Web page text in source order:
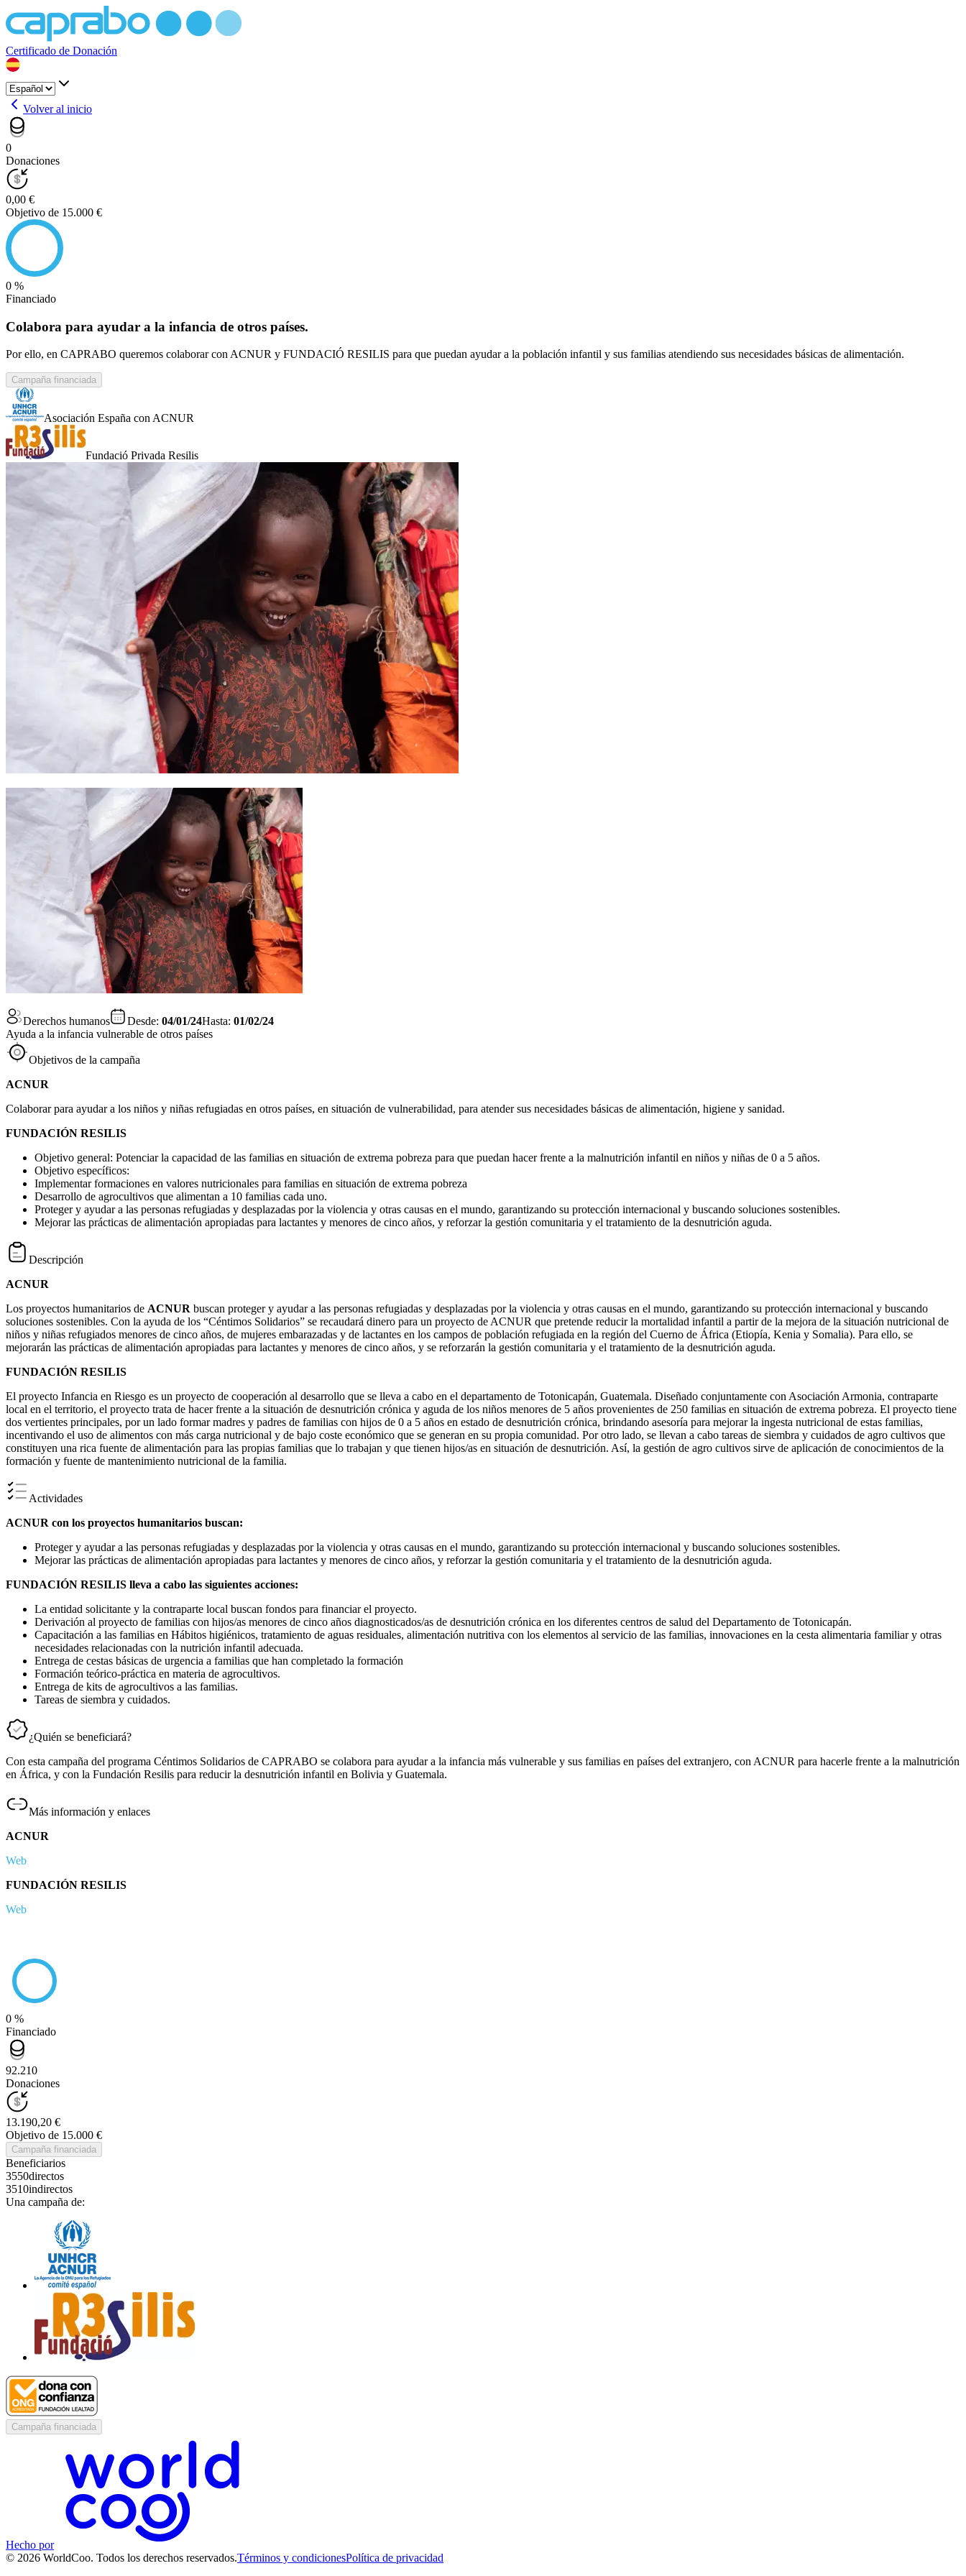
Certificado de Donación
Volver al inicio
0
Donaciones
0,00 €
Objetivo de 15.000 €
0 %
Financiado
Colabora para ayudar a la infancia de otros países.
Por ello, en CAPRABO queremos colaborar con ACNUR y FUNDACIÓ RESILIS para que puedan ayudar a la población infantil y sus familias atendiendo sus necesidades básicas de alimentación.
Campaña financiada
Asociación España con ACNUR
Fundació Privada Resilis
Derechos humanos Desde: 04/01/24Hasta: 01/02/24
Ayuda a la infancia vulnerable de otros países
Objetivos de la campaña
ACNUR
Colaborar para ayudar a los niños y niñas refugiadas en otros países, en situación de vulnerabilidad, para atender sus necesidades básicas de alimentación, higiene y sanidad.
FUNDACIÓN RESILIS
Objetivo general: Potenciar la capacidad de las familias en situación de extrema pobreza para que puedan hacer frente a la malnutrición infantil en niños y niñas de 0 a 5 años.
Objetivo específicos:
Implementar formaciones en valores nutricionales para familias en situación de extrema pobreza
Desarrollo de agrocultivos que alimentan a 10 familias cada uno.
Proteger y ayudar a las personas refugiadas y desplazadas por la violencia y otras causas en el mundo, garantizando su protección internacional y buscando soluciones sostenibles.
Mejorar las prácticas de alimentación apropiadas para lactantes y menores de cinco años, y reforzar la gestión comunitaria y el tratamiento de la desnutrición aguda.
Descripción
ACNUR
Los proyectos humanitarios de ACNUR buscan proteger y ayudar a las personas refugiadas y desplazadas por la violencia y otras causas en el mundo, garantizando su protección internacional y buscando
soluciones sostenibles. Con la ayuda de los “Céntimos Solidarios” se recaudará dinero para un proyecto de ACNUR que pretende reducir la mortalidad infantil a partir de la mejora de la situación nutricional de
niños y niñas refugiados menores de cinco años, de mujeres embarazadas y de lactantes en los campos de población refugiada en la región del Cuerno de África (Etiopía, Kenia y Somalia). Para ello, se
mejorarán las prácticas de alimentación apropiadas para lactantes y menores de cinco años, y se reforzarán la gestión comunitaria y el tratamiento de la desnutrición aguda.
FUNDACIÓN RESILIS
El proyecto Infancia en Riesgo es un proyecto de cooperación al desarrollo que se lleva a cabo en el departamento de Totonicapán, Guatemala. Diseñado conjuntamente con Asociación Armonia, contraparte
local en el territorio, el proyecto trata de hacer frente a la situación de desnutrición crónica y aguda de los niños menores de 5 años provenientes de 250 familias en situación de extrema pobreza. El proyecto tiene
dos vertientes principales, por un lado formar madres y padres de familias con hijos de 0 a 5 años en estado de desnutrición crónica, brindando asesoría para mejorar la ingesta nutricional de estas familias,
incentivando el uso de alimentos con más carga nutricional y de bajo coste económico que se generan en su propia comunidad. Por otro lado, se llevan a cabo tareas de siembra y cuidados de agro cultivos que
constituyen una rica fuente de alimentación para las propias familias que lo trabajan y que tienen hijos/as en situación de desnutrición. Así, la gestión de agro cultivos sirve de aplicación de conocimientos de la
formación y fuente de mantenimiento nutricional de la familia.
Actividades
ACNUR con los proyectos humanitarios buscan:
Proteger y ayudar a las personas refugiadas y desplazadas por la violencia y otras causas en el mundo, garantizando su protección internacional y buscando soluciones sostenibles.
Mejorar las prácticas de alimentación apropiadas para lactantes y menores de cinco años, y reforzar la gestión comunitaria y el tratamiento de la desnutrición aguda.
FUNDACIÓN RESILIS lleva a cabo las siguientes acciones:
La entidad solicitante y la contraparte local buscan fondos para financiar el proyecto.
Derivación al proyecto de familias con hijos/as menores de cinco años diagnosticados/as de desnutrición crónica en los diferentes centros de salud del Departamento de Totonicapán.
Capacitación a las familias en Hábitos higiénicos, tratamiento de aguas residuales, alimentación nutritiva con los elementos al servicio de las familias, innovaciones en la cesta alimentaria familiar y otras
necesidades relacionadas con la nutrición infantil adecuada.
Entrega de cestas básicas de urgencia a familias que han completado la formación
Formación teórico-práctica en materia de agrocultivos.
Entrega de kits de agrocultivos a las familias.
Tareas de siembra y cuidados.
¿Quién se beneficiará?
Con esta campaña del programa Céntimos Solidarios de CAPRABO se colabora para ayudar a la infancia más vulnerable y sus familias en países del extranjero, con ACNUR para hacerle frente a la malnutrición
en África, y con la Fundación Resilis para reducir la desnutrición infantil en Bolivia y Guatemala.
Más información y enlaces
ACNUR
Web
FUNDACIÓN RESILIS
Web
0 %
Financiado
92.210
Donaciones
13.190,20 €
Objetivo de 15.000 €
Campaña financiada
Beneficiarios
3550directos
3510indirectos
Una campaña de:
Campaña financiada
Hecho por
© 2026 WorldCoo. Todos los derechos reservados.Términos y condicionesPolítica de privacidad